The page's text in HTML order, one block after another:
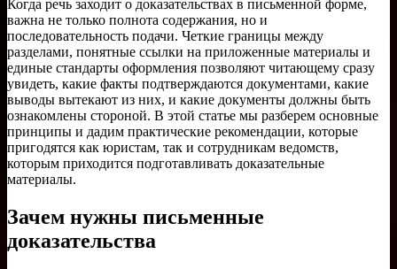
Когда речь заходит о доказательствах в письменной форме,
важна не только полнота содержания, но и
последовательность подачи. Четкие границы между
разделами, понятные ссылки на приложенные материалы и
единые стандарты оформления позволяют читающему сразу
увидеть, какие факты подтверждаются документами, какие
выводы вытекают из них, и какие документы должны быть
ознакомлены стороной. В этой статье мы разберем основные
принципы и дадим практические рекомендации, которые
пригодятся как юристам, так и сотрудникам ведомств,
которым приходится подготавливать доказательные
материалы.
Зачем нужны письменные
доказательства